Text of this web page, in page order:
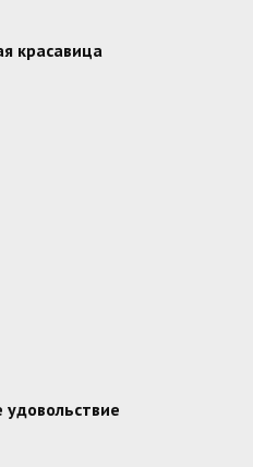
красавица
удовольствие